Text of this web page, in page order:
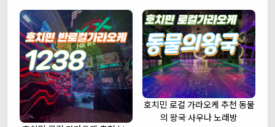
호치민 로컬 가라오케 추천 동물
의 왕국 사우나 노래방